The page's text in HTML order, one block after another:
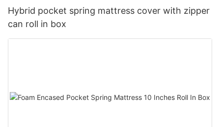
Hybrid pocket spring mattress cover with zipper
can roll in box